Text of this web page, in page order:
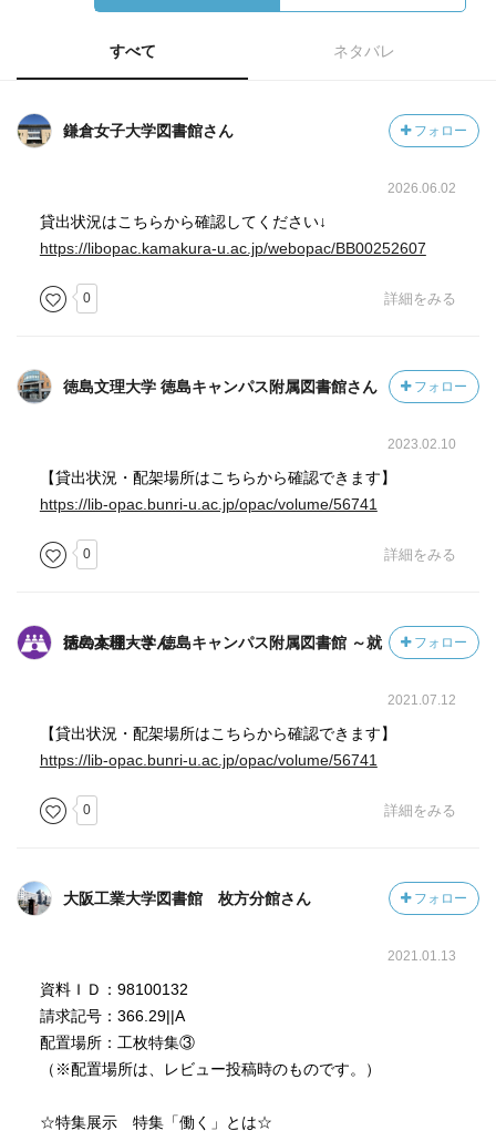
すべて ネタバレ
鎌倉女子大学図書館さん フォロー
2026.06.02
貸出状況はこちらから確認してください↓
https://libopac.kamakura-u.ac.jp/webopac/BB00252607
0 詳細をみる
徳島文理大学 徳島キャンパス附属図書館さん フォロー
2023.02.10
【貸出状況・配架場所はこちらから確認できます】
https://lib-opac.bunri-u.ac.jp/opac/volume/56741
0 詳細をみる
徳島文理大学 徳島キャンパス附属図書館 ～就活の本棚～さん フォロー
2021.07.12
【貸出状況・配架場所はこちらから確認できます】
https://lib-opac.bunri-u.ac.jp/opac/volume/56741
0 詳細をみる
大阪工業大学図書館 枚方分館さん フォロー
2021.01.13
資料ＩＤ：98100132
請求記号：366.29||A
配置場所：工枚特集③
（※配置場所は、レビュー投稿時のものです。）
☆特集展示 特集「働く」とは☆